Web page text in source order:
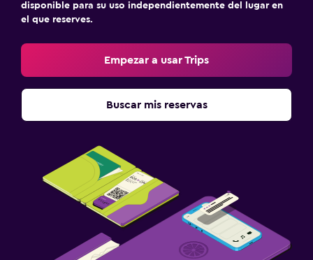
disponible para su uso independientemente del lugar en
el que reserves.
Empezar a usar Trips
Buscar mis reservas